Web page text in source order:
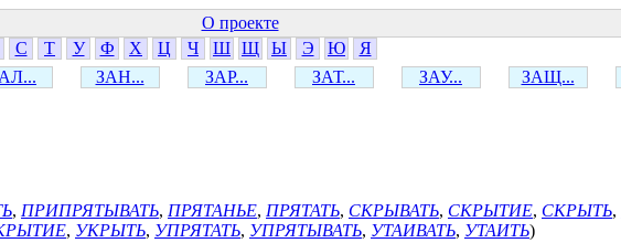
О проекте
С Т У Ф Х Ц Ч Ш Щ Ы Э Ю
Я
ЗАН... ЗАР... ЗАТ... ЗАУ... ЗАЩ...
, ПРИПРЯТЫВАТЬ, ПРЯТАНЬЕ, ПРЯТАТЬ, СКРЫВАТЬ, СКРЫТИЕ, СКРЫТЬ,
, УКРЫТЬ, УПРЯТАТЬ, УПРЯТЫВАТЬ, УТАИВАТЬ, УТАИТЬ)